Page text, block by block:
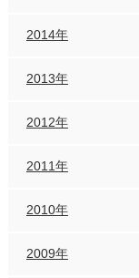
2014年
2013年
2012年
2011年
2010年
2009年